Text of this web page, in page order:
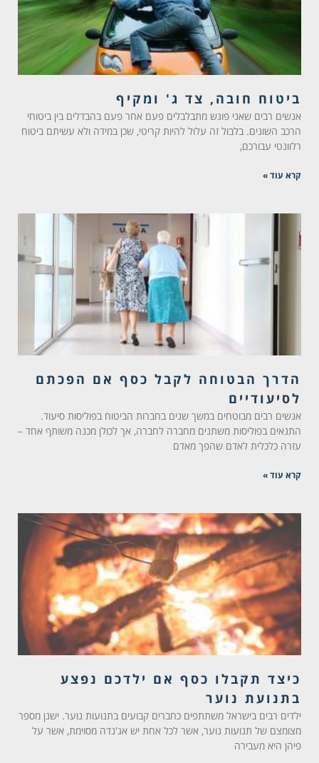
ביטוח חובה, צד ג' ומקיף
אנשים רבים שאני פוגש מתבלבלים פעם אחר פעם בהבדלים בין ביטוחי
הרכב השונים. בלבול זה עלול להיות קריטי, שכן במידה ולא עשיתם ביטוח
רלוונטי עבורכם,
קרא עוד »
הדרך הבטוחה לקבל כסף אם הפכתם
לסיעודיים
אנשים רבים מבוטחים במשך שנים בחברות הביטוח בפוליסות סיעוד.
התנאים בפוליסות משתנים מחברה לחברה, אך לכולן מכנה משותף אחד –
עזרה כלכלית לאדם שהפך מאדם
קרא עוד »
כיצד תקבלו כסף אם ילדכם נפצע
בתנועת נוער
ילדים רבים בישראל משתתפים כחברים קבועים בתנועות נוער. ישנן מספר
מצומצם של תנועות נוער, אשר לכל אחת יש אג'נדה מסוימת, אשר על
פיהן היא מעבירה